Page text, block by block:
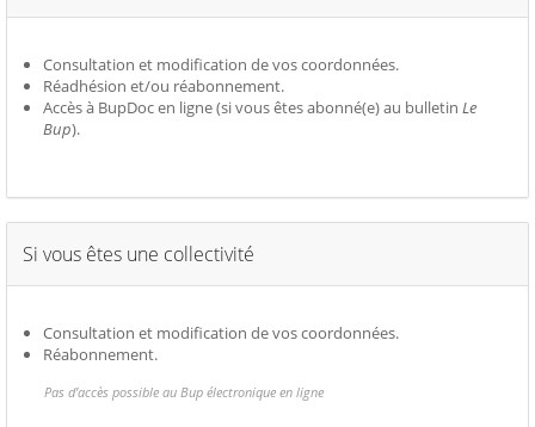
Consultation et modification de vos coordonnées.
Réadhésion et/ou réabonnement.
Accès à BupDoc en ligne (si vous êtes abonné(e) au bulletin Le
Bup).
Si vous êtes une collectivité
Consultation et modification de vos coordonnées.
Réabonnement.
Pas d’accès possible au Bup électronique en ligne